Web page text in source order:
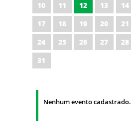
10
11 12 13 14
17
18 19 20 21
24
25 26 27 28
31
Nenhum evento cadastrado.